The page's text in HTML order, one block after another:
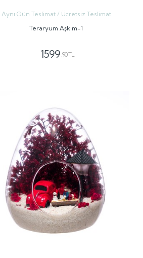
Aynı Gün Teslimat / Ücretsiz Teslimat
Teraryum Aşkım-1
1599 ,90 TL